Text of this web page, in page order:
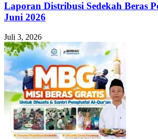
Laporan Distribusi Sedekah Beras
Juni 2026
Juli 3, 2026